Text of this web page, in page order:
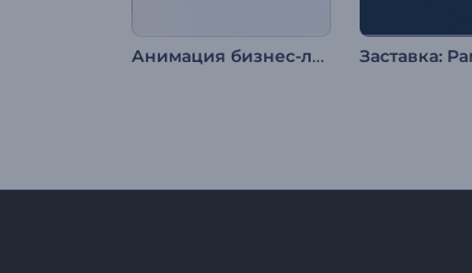
Анимация бизнес-лого: Глянцевый эффект